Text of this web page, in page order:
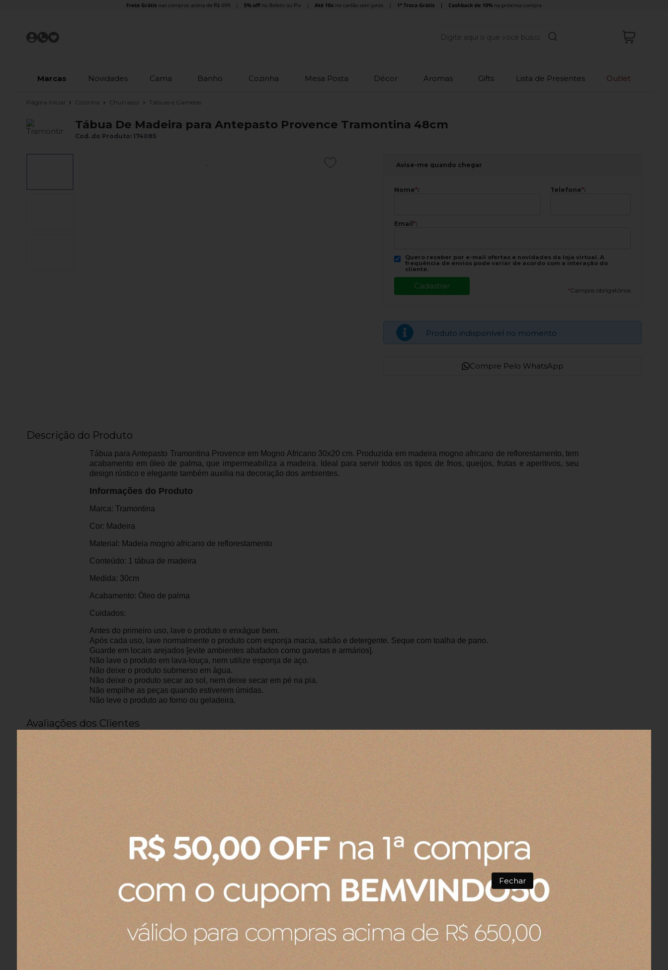
Marcas Novidades Cama Banho Cozinha Mesa Posta Décor Aromas Gifts Lista de Presentes Outlet
Página Inicial Cozinha Churrasco Tábuas e Gamelas
Tábua De Madeira para Antepasto Provence Tramontina 48cm
Cod. do Produto: 174085
Avise-me quando chegar
Nome*: Telefone*:
Email *:
Quero receber por e-mail ofertas e novidades da loja virtual. A
frequência de envios pode variar de acordo com a interação do
cliente.
*Campos obrigatórios
Produto indisponível no momento
Compre Pelo WhatsApp
Descrição do Produto
Tábua para Antepasto Tramontina Provence em Mogno Africano 30x20 cm. Produzida em madeira mogno africano de reflorestamento, tem
acabamento em óleo de palma, que impermeabiliza a madeira. Ideal para servir todos os tipos de frios, queijos, frutas e aperitivos, seu
design rústico e elegante também auxilia na decoração dos ambientes.
Informações do Produto
Marca: Tramontina
Cor: Madeira
Material: Madeia mogno africano de reflorestamento
Conteúdo: 1 tábua de madeira
Medida: 30cm
Acabamento: Óleo de palma
Cuidados:
Antes do primeiro uso, lave o produto e enxágue bem.
Após cada uso, lave normalmente o produto com esponja macia, sabão e detergente. Seque com toalha de pano.
Guarde em locais arejados [evite ambientes abafados como gavetas e armários].
Não lave o produto em lava-louça, nem utilize esponja de aço.
Não deixe o produto submerso em água.
Não deixe o produto secar ao sol, nem deixe secar em pé na pia.
Não empilhe as peças quando estiverem úmidas.
Não leve o produto ao forno ou geladeira.
Avaliações dos Clientes
Fernando A.
04/08/2026
Eu recomendo esse produto.
Pote para mostarda
Chegou tudo dentro do padrão
04/08/2026
Produto recebido
Ele veio com um pequeno defeito de fabrica um pontinho no pote o qual, acredito que não faz parte
Porta Utensílios Signature Le Creuset Nectar 1,1 L
Fechar